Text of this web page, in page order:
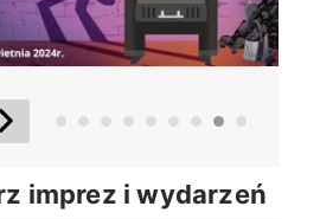
ElementElement
imprez i wydarzeń